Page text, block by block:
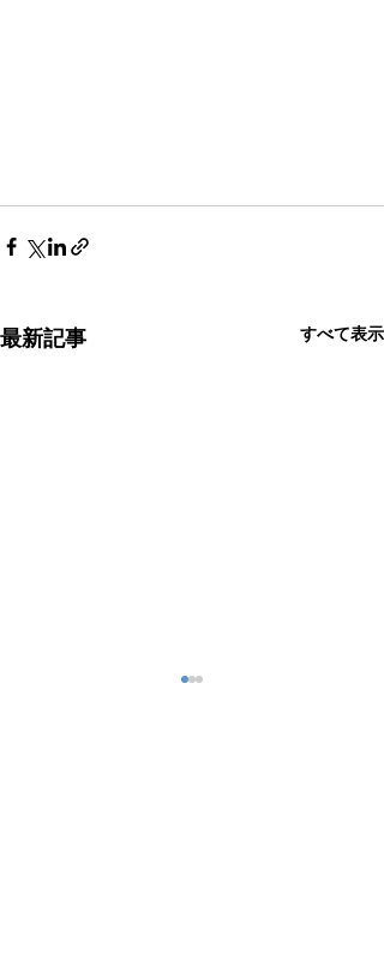
最新記事 すべて表示